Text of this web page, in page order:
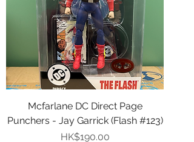
Mcfarlane DC Direct Page
Punchers - Jay Garrick (Flash #123)
價格
HK$190.00